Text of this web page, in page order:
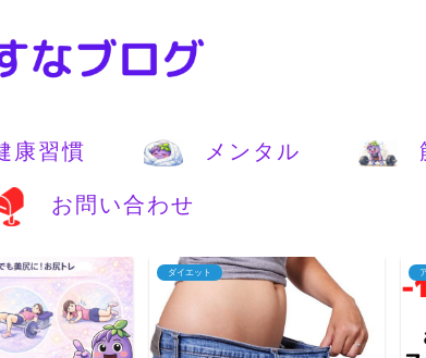
康習慣 メンタル
お問い合わせ
ダイエット